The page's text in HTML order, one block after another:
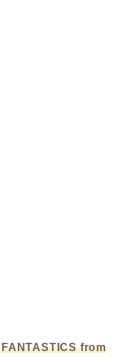
FANTASTICS from